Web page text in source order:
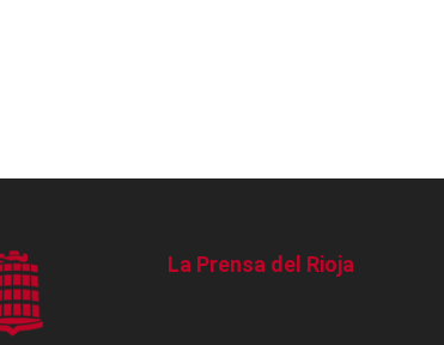
La Prensa del Rioja